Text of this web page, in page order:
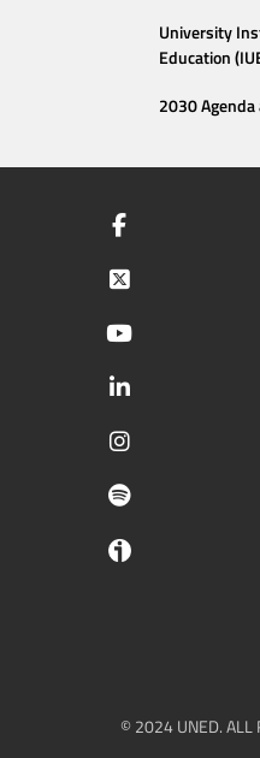
University
Education
2030 Agenda
© 2024 UNED. ALL